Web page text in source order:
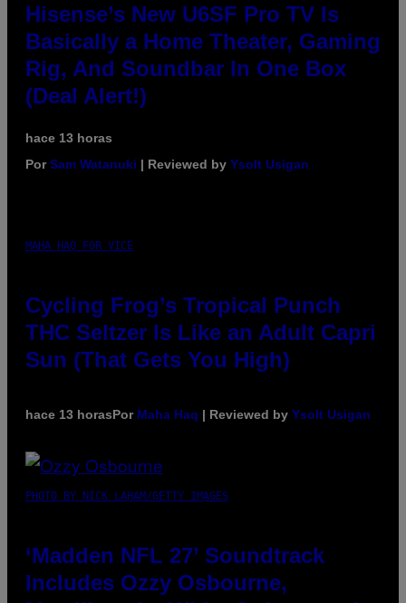
Hisense’s New U6SF Pro TV Is
Basically a Home Theater, Gaming
Rig, And Soundbar In One Box
(Deal Alert!)
hace 13 horas
PorSam Watanuki | Reviewed by Ysolt Usigan
MAHA HAQ FOR VICE
Cycling Frog’s Tropical Punch
THC Seltzer Is Like an Adult Capri
Sun (That Gets You High)
hace 13 horasPor Maha Haq | Reviewed by Ysolt Usigan
PHOTO BY NICK LAHAM/GETTY IMAGES
‘Madden NFL 27’ Soundtrack
Includes Ozzy Osbourne,